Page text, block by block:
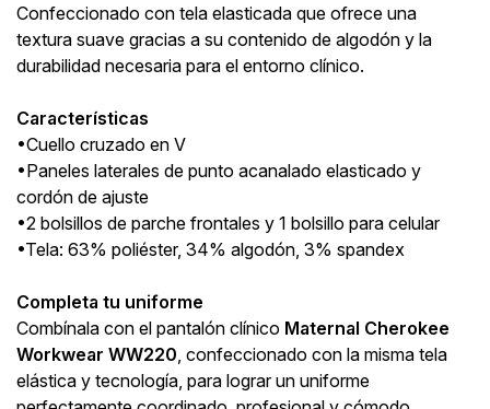
Confeccionado con tela elasticada que ofrece una
textura suave gracias a su contenido de algodón y la
durabilidad necesaria para el entorno clínico.
Características
•Cuello cruzado en V
•Paneles laterales de punto acanalado elasticado y
cordón de ajuste
•2 bolsillos de parche frontales y 1 bolsillo para celular
•Tela: 63% poliéster, 34% algodón, 3% spandex
Completa tu uniforme
Combínala con el pantalón clínico Maternal Cherokee
Workwear WW220 , confeccionado con la misma tela
elástica y tecnología, para lograr un uniforme